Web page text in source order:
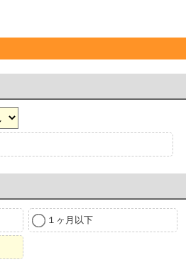
１ヶ月以下